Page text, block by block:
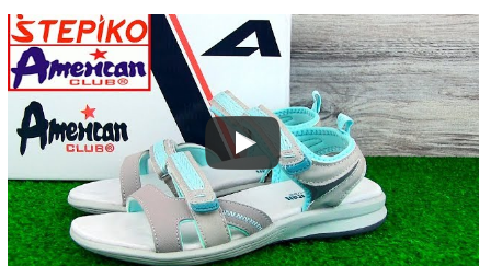
Жіночі босоніжки American club
397/19
625 грн.